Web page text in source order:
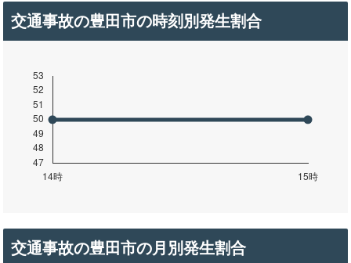
交通事故の豊田市の時刻別発生割合
交通事故の豊田市の月別発生割合